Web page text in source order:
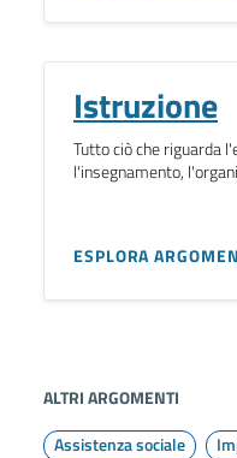
Istruzione
Tutto ciò che riguarda
l'insegnamento,
ESPLORA
ALTRI ARGOMENTI
Assistenza sociale